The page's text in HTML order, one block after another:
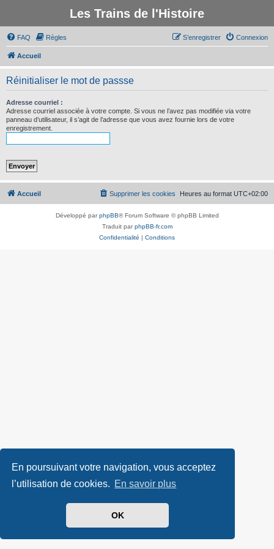
En poursuivant votre navigation, vous acceptez
l’utilisation de cookies. En savoir plus
OK
Les Trains de l'Histoire
FAQ Règles Connexion
S’enregistrer
Accueil
Réinitialiser le mot de passse
Adresse courriel :
Adresse courriel associée à votre compte. Si vous ne l’avez pas modifiée via votre
panneau d’utilisateur, il s’agit de l’adresse que vous avez fournie lors de votre
enregistrement.
Accueil Heures au format UTC+02:00
Supprimer les cookies
Développé parphpBB® Forum Software © phpBB Limited
Traduit parphpBB-fr.com
Confidentialité | Conditions